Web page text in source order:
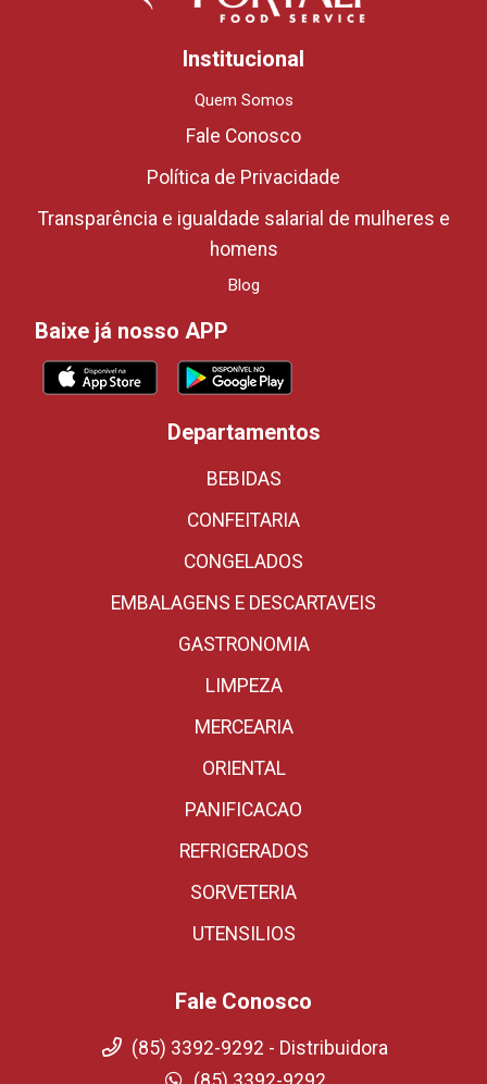
Institucional
Quem Somos
Fale Conosco
Política de Privacidade
Transparência e igualdade salarial de mulheres e
homens
Blog
Baixe já nosso APP
Departamentos
BEBIDAS
CONFEITARIA
CONGELADOS
EMBALAGENS E DESCARTAVEIS
GASTRONOMIA
LIMPEZA
MERCEARIA
ORIENTAL
PANIFICACAO
REFRIGERADOS
SORVETERIA
UTENSILIOS
Fale Conosco
(85) 3392-9292 - Distribuidora